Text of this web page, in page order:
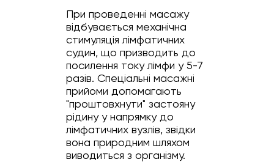
При проведенні масажу
відбувається механічна
стимуляція лімфатичних
судин, що призводить до
посилення току лімфи у 5-7
разів. Спеціальні масажні
прийоми допомагають
"проштовхнути" застояну
рідину у напрямку до
лімфатичних вузлів, звідки
вона природним шляхом
виводиться з організму.